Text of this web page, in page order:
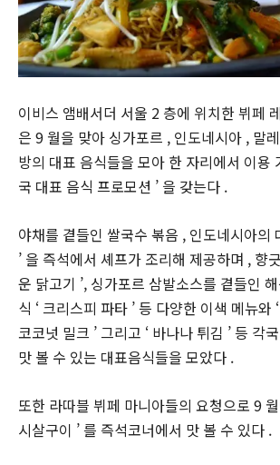
이비스 앰배서더 서울 2 층에 위치한 뷔페
은 9 월을 맞아 싱가포르 , 인도네시아 , 말
방의 대표 음식들을 모아 한 자리에서 이용
국 대표 음식 프로모션 ’ 을 갖는다 .
야채를 곁들인 쌀국수 볶음 , 인도네시아의
’ 을 즉석에서 셰프가 조리해 제공하며 , 향
운 닭고기 ’, 싱가포르 삼발소스를 곁들인
식 ‘ 크리스피 파타 ’ 등 다양한 이색 메뉴와
코코넛 밀크 ’ 그리고 ‘ 바나나 튀김 ’ 등 각
맛 볼 수 있는 대표음식들을 모았다 .
또한 라따블 뷔페 마니아들의 요청으로 9
시살구이 ’ 를 즉석코너에서 맛 볼 수 있다 .